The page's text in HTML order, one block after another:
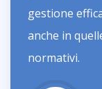
gestione
anche in
normativi.